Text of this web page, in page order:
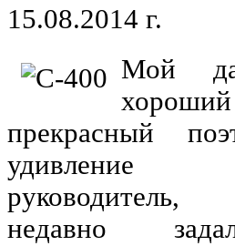
15.08.2014 г.
Мой
прекрасный
удивление
недавно